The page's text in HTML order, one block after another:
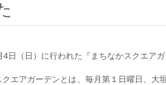
4日（日）に行われた『まちなかスクエア
クエアガーデンとは、毎月第１日曜日、